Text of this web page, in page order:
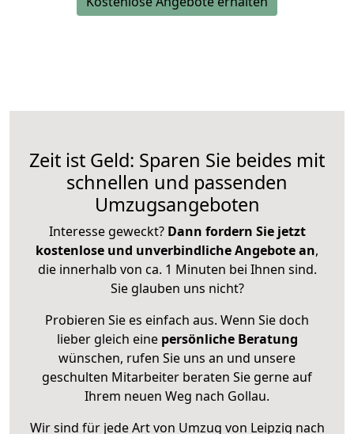
Zeit ist Geld: Sparen Sie beides mit
schnellen und passenden
Umzugsangeboten
Interesse geweckt? Dann fordern Sie jetzt
kostenlose und unverbindliche Angebote an,
die innerhalb von ca. 1 Minuten bei Ihnen sind.
Sie glauben uns nicht?
Probieren Sie es einfach aus. Wenn Sie doch
lieber gleich eine persönliche Beratung
wünschen, rufen Sie uns an und unsere
geschulten Mitarbeiter beraten Sie gerne auf
Ihrem neuen Weg nach Gollau.
Wir sind für jede Art von Umzug von Leipzig nach